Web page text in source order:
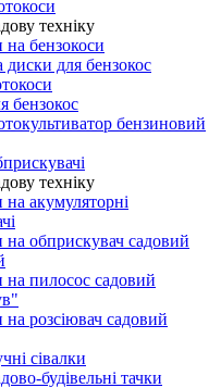
техніку
на бензокоси
для бензокос
бензокос
бензиновий
техніку
на акумуляторні
на обприскувач садовий
на пилосос садовий
на розсіювач садовий
сівалки
будівельні тачки